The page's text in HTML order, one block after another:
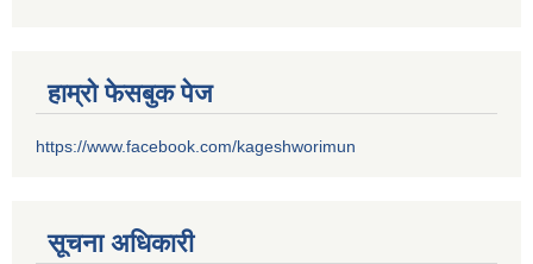
हाम्रो फेसबुक पेज
https://www.facebook.com/kageshworimun
सूचना अधिकारी